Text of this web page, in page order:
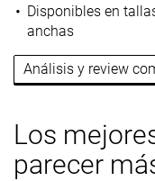
Disponibles en
anchas
Análisis y review
Los
parecer